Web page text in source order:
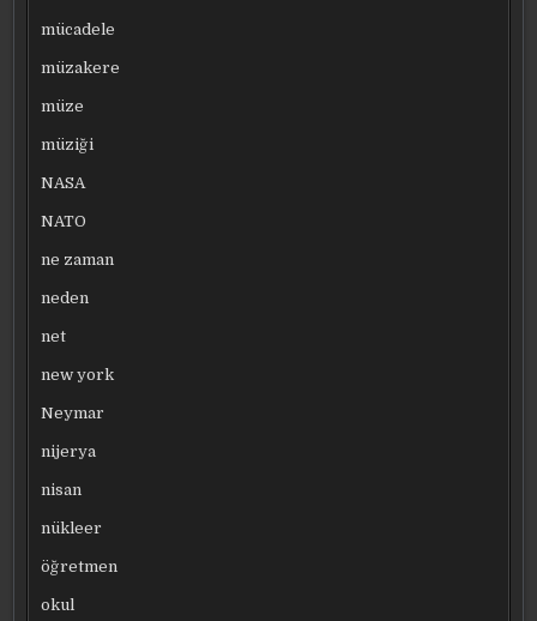
mücadele
müzakere
müze
müziği
NASA
NATO
ne zaman
neden
net
new york
Neymar
nijerya
nisan
nükleer
öğretmen
okul